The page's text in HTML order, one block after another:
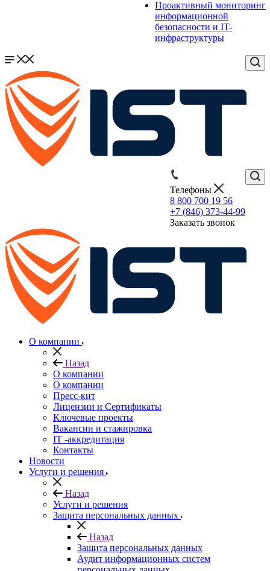
Проактивный мониторинг
информационной
безопасности и IT-
инфраструктуры
Телефоны
8 800 700 19 56
+7 (846) 373-44-99
Заказать звонок
О компании
Назад
О компании
О компании
Пресс-кит
Лицензии и Сертификаты
Ключевые проекты
Вакансии и стажировка
IT -аккредитация
Контакты
Новости
Услуги и решения
Назад
Услуги и решения
Защита персональных данных
Назад
Защита персональных данных
Аудит информационных систем